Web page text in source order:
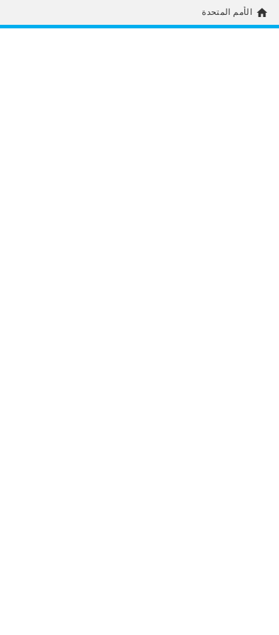
home الأمم المتحدة